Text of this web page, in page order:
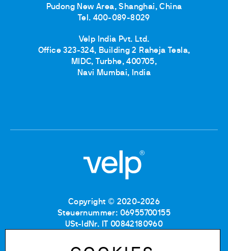
Pudong New Area, Shanghai, China
Tel. 400-089-8029
Velp India Pvt. Ltd.
Office 323-324, Building 2 Raheja Tesla,
MIDC, Turbhe, 400705,
Navi Mumbai, India
Copyright © 2020-2026
Steuernummer: 06955700155
USt-IdNr. IT 00842180960
Nummer im Verzeichnis